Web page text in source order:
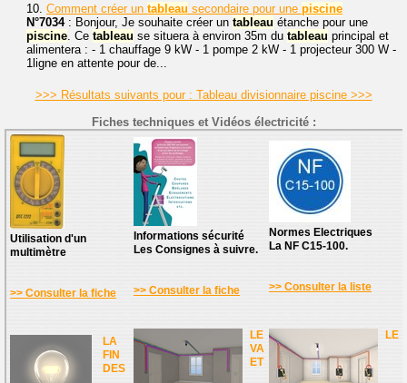
10. Comment créer un tableau secondaire pour une piscine
N°7034: Bonjour, Je souhaite créer un tableau étanche pour une
piscine . Ce tableau se situera à environ 35m du tableau principal et
alimentera : - 1 chauffage 9 kW - 1 pompe 2 kW - 1 projecteur 300 W -
1ligne en attente pour de...
>>> Résultats suivants pour : Tableau divisionnaire piscine >>>
Fiches techniques et Vidéos électricité :
Utilisation d'un
multimètre
>> Consulter la fiche
Informations sécurité
Les Consignes à suivre.
>> Consulter la fiche
Normes Electriques
La NF C15-100.
>> Consulter la liste
LA
FIN
DES
LE
VA
ET
LE